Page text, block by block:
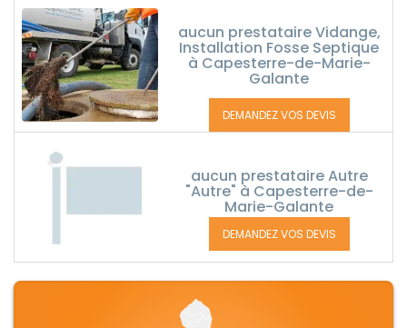
aucun prestataire Vidange,
Installation Fosse Septique
à Capesterre-de-Marie-
Galante
DEMANDEZ VOS DEVIS
aucun prestataire Autre
"Autre" à Capesterre-de-
Marie-Galante
DEMANDEZ VOS DEVIS